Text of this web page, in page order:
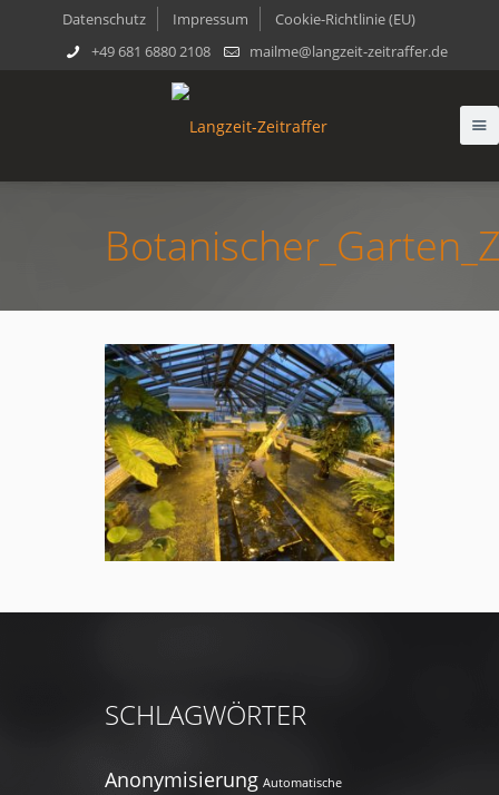
Datenschutz Impressum
Cookie-Richtlinie (EU)
+49 681 6880 2108
mailme@langzeit-zeitraffer.de
SCHLAGWÖRTER
Anonymisierung Automatische